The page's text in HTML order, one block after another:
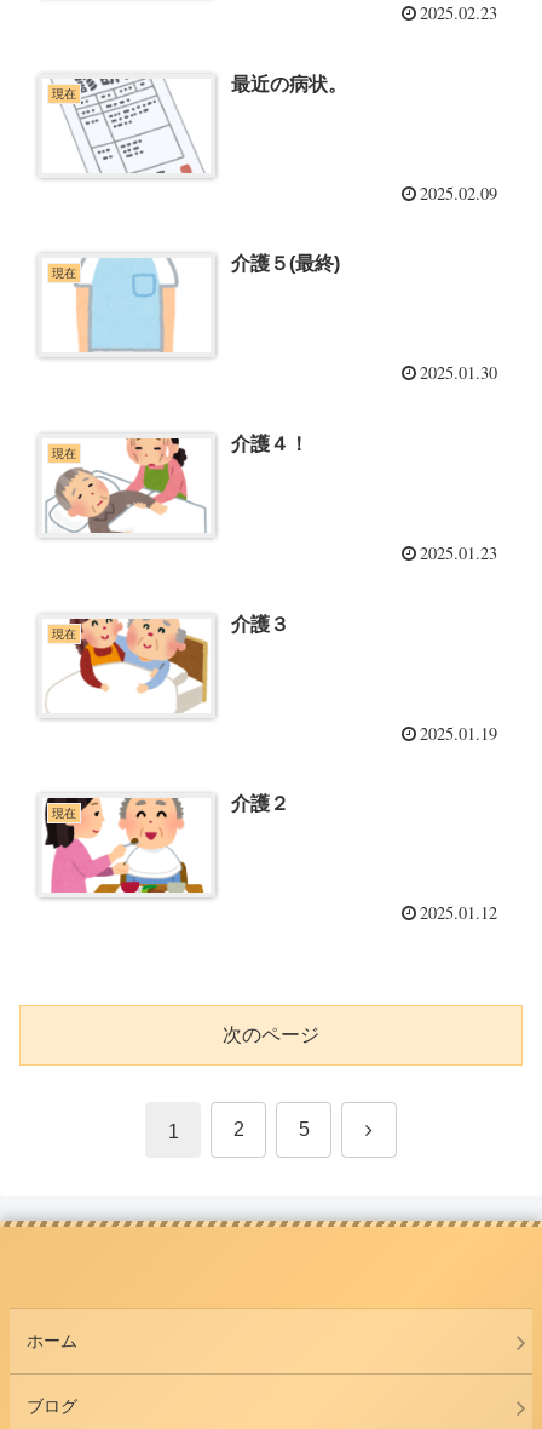
2025.02.23
現在 最近の病状。
2025.02.09
現在 介護５(最終)
2025.01.30
現在 介護４！
2025.01.23
現在 介護３
2025.01.19
現在 介護２
2025.01.12
次のページ
1 2 5 次
ホーム
ブログ